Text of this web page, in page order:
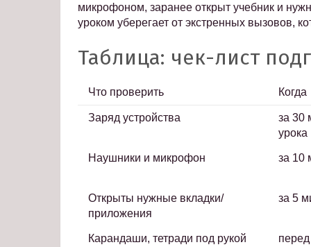
микрофоном, заранее открыт учебник и
уроком уберегает от экстренных вызовов,
Таблица: чек-лист
Что проверить Когда
Заряд устройства
за 30
урока
Наушники и микрофон за 10
Открыты нужные вкладки/
приложения
за 5
Карандаши, тетради под рукой